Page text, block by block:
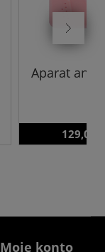
Aparat
129,00
Moje konto